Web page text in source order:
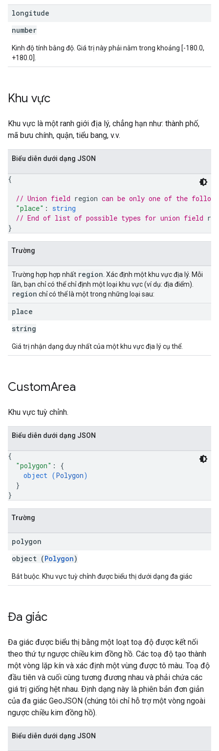
longitude
number
Kinh độ tính bằng độ. Giá trị này phải nằm trong khoảng [-180.0,
+180.0].
Khu vực
Khu vực là một ranh giới địa lý, chẳng hạn như: thành phố,
mã bưu chính, quận, tiểu bang, v.v.
Biểu diễn dưới dạng JSON
{
// Union field region can be only one of the
"place" : string
// End of list of possible types for union field
}
Trường
Trường hợp hợp nhất region . Xác định một khu vực địa lý. Mỗi
lần, bạn chỉ có thể chỉ định một loại khu vực (ví dụ: địa điểm).
region chỉ có thể là một trong những loại sau:
place
string
Giá trị nhận dạng duy nhất của một khu vực địa lý cụ thể.
CustomArea
Khu vực tuỳ chỉnh.
Biểu diễn dưới dạng JSON
{
"polygon" : {
object (Polygon)
}
}
Trường
polygon
object (Polygon)
Bắt buộc. Khu vực tuỳ chỉnh được biểu thị dưới dạng đa giác
Đa giác
Đa giác được biểu thị bằng một loạt toạ độ được kết nối
theo thứ tự ngược chiều kim đồng hồ. Các toạ độ tạo thành
một vòng lặp kín và xác định một vùng được tô màu. Toạ độ
đầu tiên và cuối cùng tương đương nhau và phải chứa các
giá trị giống hệt nhau. Định dạng này là phiên bản đơn giản
của đa giác GeoJSON (chúng tôi chỉ hỗ trợ một vòng ngoài
ngược chiều kim đồng hồ).
Biểu diễn dưới dạng JSON